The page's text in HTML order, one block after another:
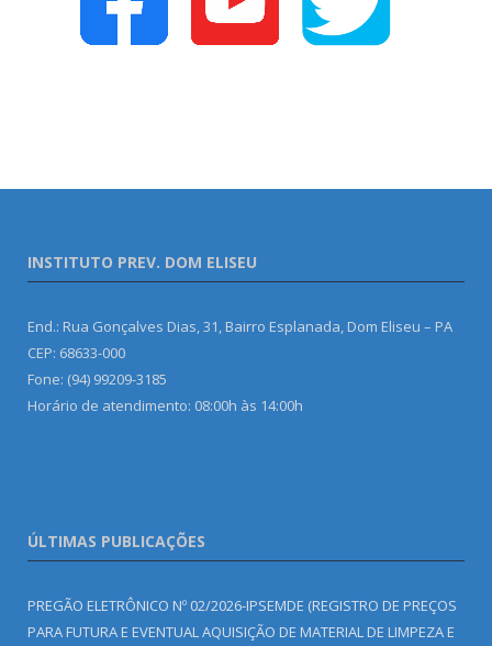
INSTITUTO PREV. DOM ELISEU
End.: Rua Gonçalves Dias, 31, Bairro Esplanada, Dom Eliseu – PA
CEP: 68633-000
Fone: (94) 99209-3185
Horário de atendimento: 08:00h às 14:00h
ÚLTIMAS PUBLICAÇÕES
PREGÃO ELETRÔNICO Nº 02/2026-IPSEMDE (REGISTRO DE PREÇOS
PARA FUTURA E EVENTUAL AQUISIÇÃO DE MATERIAL DE LIMPEZA E